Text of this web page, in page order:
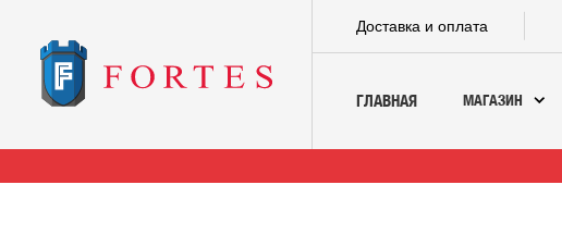
Доставка и оплата
ГЛАВНАЯ МАГАЗИН